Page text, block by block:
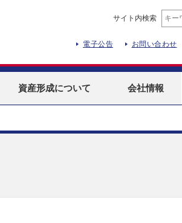
サイト内検索
電子公告 お問い合わせ
資産形成について 会社情報